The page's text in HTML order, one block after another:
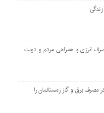
انرژی با همراهی مردم و دولت
مصرف برق و گاز زمستانمان را